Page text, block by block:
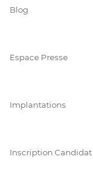
Blog
Espace Presse
Implantations
Inscription Candidat